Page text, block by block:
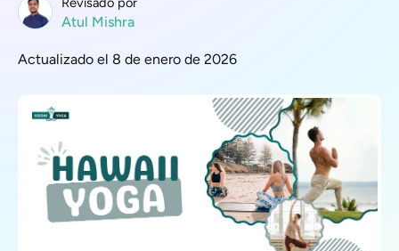
Atul Mishra
Actualizado el 8 de enero de 2026